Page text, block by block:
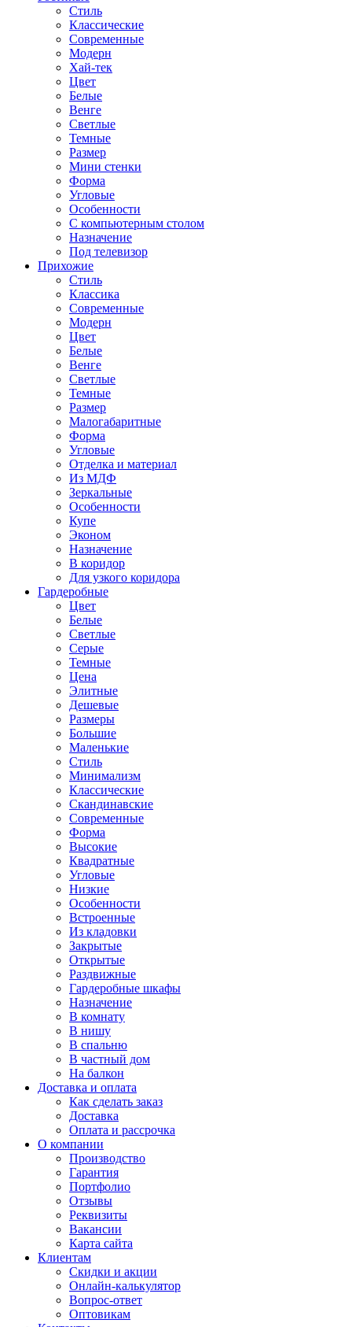
Стиль
Классические
Современные
Модерн
Хай-тек
Цвет
Белые
Венге
Светлые
Темные
Размер
Мини стенки
Форма
Угловые
Особенности
С компьютерным столом
Назначение
Под телевизор
Прихожие
Стиль
Классика
Современные
Модерн
Цвет
Белые
Венге
Светлые
Темные
Размер
Малогабаритные
Форма
Угловые
Отделка и материал
Из МДФ
Зеркальные
Особенности
Купе
Эконом
Назначение
В коридор
Для узкого коридора
Гардеробные
Цвет
Белые
Светлые
Серые
Темные
Цена
Элитные
Дешевые
Размеры
Большие
Маленькие
Стиль
Минимализм
Классические
Скандинавские
Современные
Форма
Высокие
Квадратные
Угловые
Низкие
Особенности
Встроенные
Из кладовки
Закрытые
Открытые
Раздвижные
Гардеробные шкафы
Назначение
В комнату
В нишу
В спальню
В частный дом
На балкон
Доставка и оплата
Как сделать заказ
Доставка
Оплата и рассрочка
О компании
Производство
Гарантия
Портфолио
Отзывы
Реквизиты
Вакансии
Карта сайта
Клиентам
Скидки и акции
Онлайн-калькулятор
Вопрос-ответ
Оптовикам